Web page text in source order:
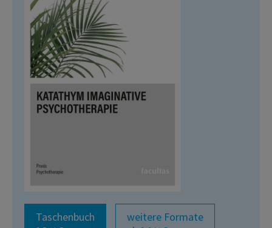
Taschenbuch
weitere Formate